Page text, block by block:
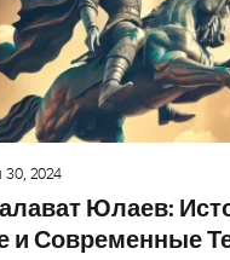
30, 2024
Юлаев:
и Современные